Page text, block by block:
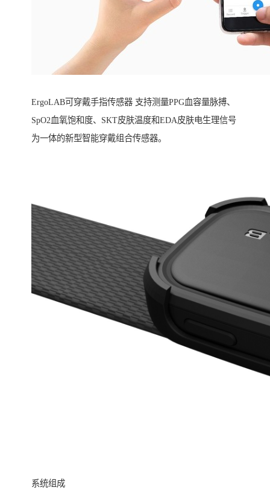
ErgoLAB可穿戴手指传感器 支持测量PPG血容量脉搏、
SpO2血氧饱和度、SKT皮肤温度和EDA皮肤电生理信号
为一体的新型智能穿戴组合传感器。
系统组成